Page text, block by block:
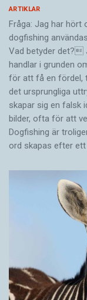
ARTIKLAR
Fråga: Jag har hört
dogfishing
Vad betyder det?
handlar i grunden
för att få en fördel,
det ursprungliga
skapar sig en falsk
bilder, ofta för att
Dogfishing är
ord skapas efter